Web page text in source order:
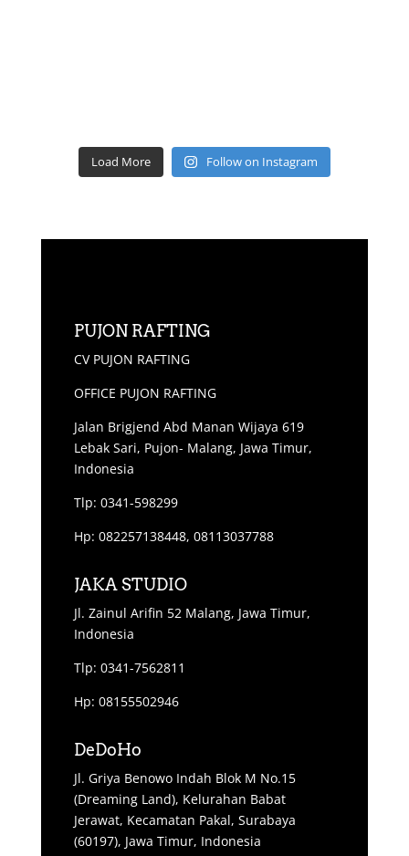
Load More Follow on Instagram
PUJON RAFTING
CV PUJON RAFTING
OFFICE PUJON RAFTING
Jalan Brigjend Abd Manan Wijaya 619
Lebak Sari, Pujon- Malang, Jawa Timur,
Indonesia
Tlp: 0341-598299
Hp: 082257138448, 08113037788
JAKA STUDIO
Jl. Zainul Arifin 52 Malang, Jawa Timur,
Indonesia
Tlp: 0341-7562811
Hp: 08155502946
DeDoHo
Jl. Griya Benowo Indah Blok M No.15
(Dreaming Land), Kelurahan Babat
Jerawat, Kecamatan Pakal, Surabaya
(60197), Jawa Timur, Indonesia